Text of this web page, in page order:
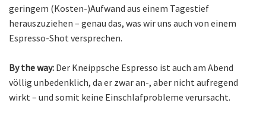
geringem (Kosten-)Aufwand aus einem Tagestief
herauszuziehen – genau das, was wir uns auch von einem
Espresso-Shot versprechen.
By the way: Der Kneippsche Espresso ist auch am Abend
völlig unbedenklich, da er zwar an-, aber nicht aufregend
wirkt – und somit keine Einschlafprobleme verursacht.